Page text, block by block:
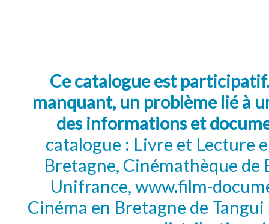
Ce catalogue est
manquant, un problème lié à
des informations et
catalogue : Livre et Lecture
Bretagne, Cinémathèque de
Unifrance, www.film-
Cinéma en Bretagne de